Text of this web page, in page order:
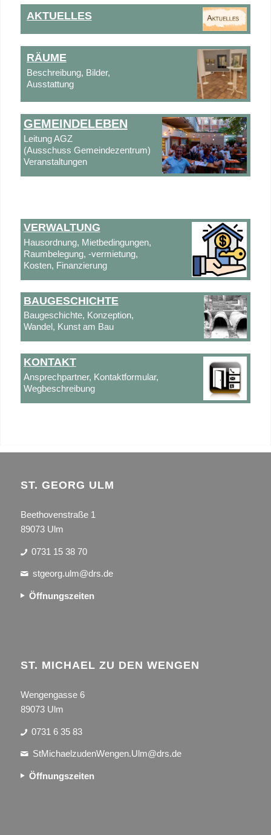
AKTUELLES
RÄUME
Beschreibung, Bilder,
Ausstattung
GEMEINDELEBEN
Leitung AGZ
(Ausschuss Gemeindezentrum)
Veranstaltungen
VERWALTUNG
Hausordnung, Mietbedingungen,
Raumbelegung, -vermietung,
Kosten, Finanzierung
BAUGESCHICHTE
Baugeschichte, Konzeption,
Wandel, Kunst am Bau
KONTAKT
Ansprechpartner, Kontaktformular,
Wegbeschreibung
ST. GEORG ULM
Beethovenstraße 1
89073 Ulm
0731 15 38 70
stgeorg.ulm@drs.de
Öffnungszeiten
ST. MICHAEL ZU DEN WENGEN
Wengengasse 6
89073 Ulm
0731 6 35 83
StMichaelzudenWengen.Ulm@drs.de
Öffnungszeiten